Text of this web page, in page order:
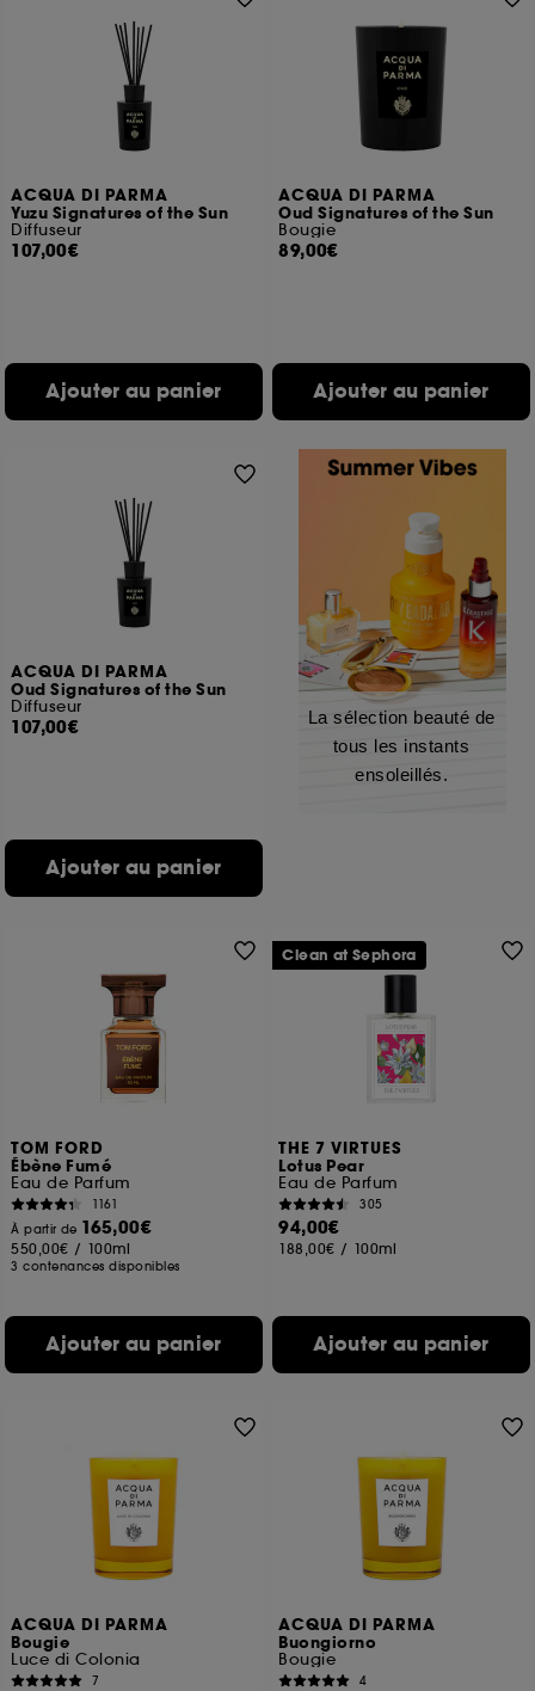
ACQUA DI PARMA
Yuzu Signatures of the Sun
Diffuseur
107,00€
Ajouter au panier
ACQUA DI PARMA
Oud Signatures of the Sun
Bougie
89,00€
Ajouter au panier
ACQUA DI PARMA
Oud Signatures of the Sun
Diffuseur
107,00€
Ajouter au panier
La sélection beauté de
tous les instants
ensoleillés.
TOM FORD
Ébène Fumé
Eau de Parfum
1161
À partir de 165,00€
550,00€ / 100ml
3 contenances disponibles
Ajouter au panier
THE 7 VIRTUES
Lotus Pear
Eau de Parfum
305
94,00€
188,00€ / 100ml
Ajouter au panier
Clean at Sephora
ACQUA DI PARMA
Bougie
Luce di Colonia
7
ACQUA DI PARMA
Buongiorno
Bougie
4